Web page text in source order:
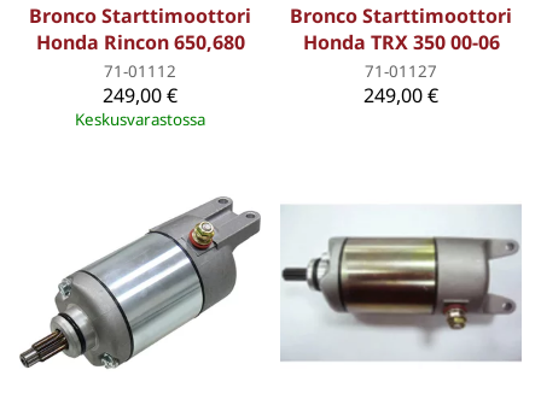
Bronco Starttimoottori
Honda Rincon 650,680
71-01112
249,00 €
Keskusvarastossa
Bronco Starttimoottori
Honda TRX 350 00-06
71-01127
249,00 €